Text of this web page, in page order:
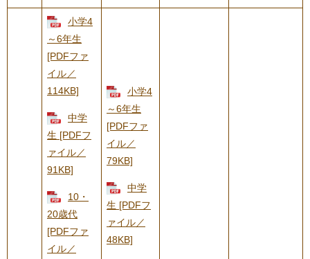
小学4
～6年生
[PDFファ
イル／
114KB]
中学
生 [PDFフ
ァイル／
91KB]
10・
20歳代
[PDFファ
イル／
小学4
～6年生
[PDFファ
イル／
79KB]
中学
生 [PDFフ
ァイル／
48KB]